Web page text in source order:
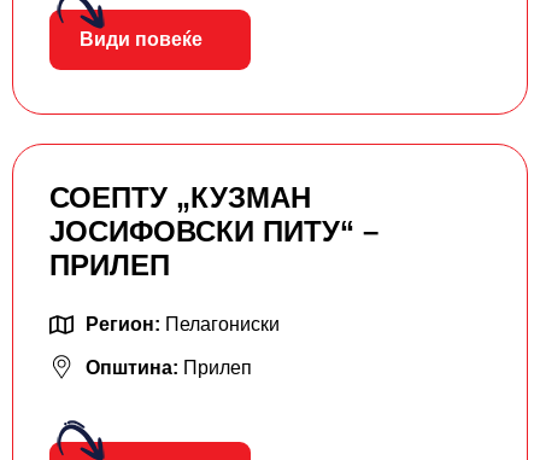
Види повеќе
СОЕПТУ „КУЗМАН
ЈОСИФОВСКИ ПИТУ“ –
ПРИЛЕП
Регион: Пелагониски
Општина: Прилеп